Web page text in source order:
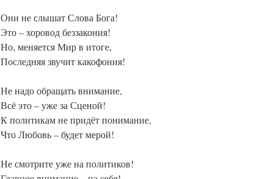
Они не слышат Слова Бога!
Это – хоровод беззакония!
Но, меняется Мир в итоге,
Последняя звучит какофония!
Не надо обращать внимание,
Всё это – уже за Сценой!
К политикам не придёт понимание,
Что Любовь – будет мерой!
Не смотрите уже на политиков!